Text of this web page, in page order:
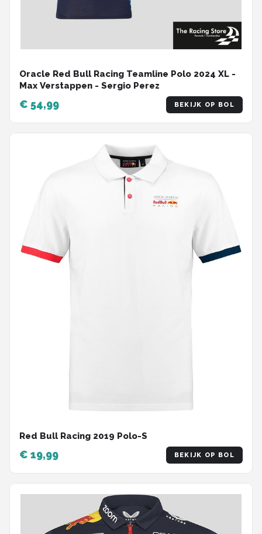
Oracle Red Bull Racing Teamline Polo 2024 XL -
Max Verstappen - Sergio Perez
€ 54,99 BEKIJK OP BOL
Red Bull Racing 2019 Polo-S
€ 19,99 BEKIJK OP BOL